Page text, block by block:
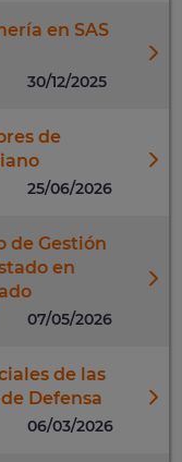
en SAS
30/12/2025
de
25/06/2026
de Gestión
en
07/05/2026
de las
Defensa
06/03/2026